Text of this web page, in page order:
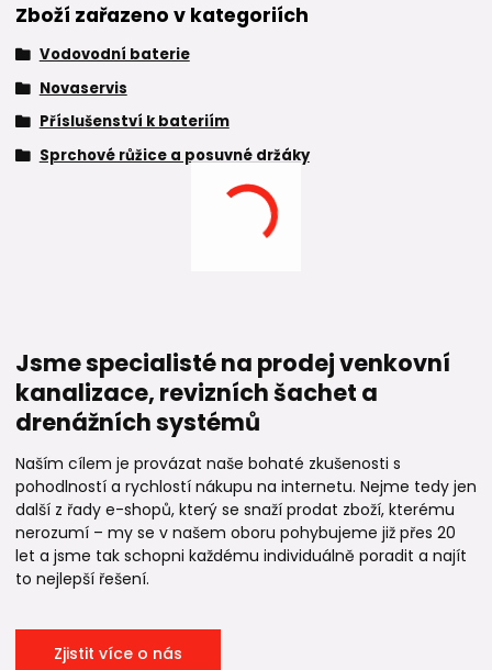
Zboží zařazeno v kategoriích
Vodovodní baterie
Novaservis
Příslušenství k bateriím
Sprchové růžice a posuvné držáky
Jsme specialisté na prodej venkovní
kanalizace, revizních šachet a
drenážních systémů
Naším cílem je provázat naše bohaté zkušenosti s
pohodlností a rychlostí nákupu na internetu. Nejme tedy jen
další z řady e-shopů, který se snaží prodat zboží, kterému
nerozumí – my se v našem oboru pohybujeme již přes 20
let a jsme tak schopni každému individuálně poradit a najít
to nejlepší řešení.
Zjistit více o nás